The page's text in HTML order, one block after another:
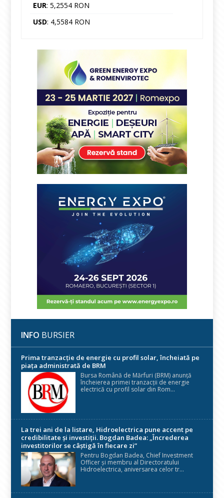
EUR: 5,2554 RON
USD: 4,5584 RON
INFO BURSIER
Prima tranzacție de energie cu profil solar, încheiată pe
piața administrată de BRM
Bursa Română de Mărfuri (BRM) anunță
încheierea primei tranzacții de energie
electrică cu profil solar din Rom...
La trei ani de la listare, Hidroelectrica pune accent pe
credibilitate și investiții. Bogdan Badea: „Încrederea
investitorilor se câștigă în fiecare zi”
Pentru Bogdan Badea, Chief Investment
Officer și membru al Directoratului
Hidroelectrica, aniversarea celor tr...